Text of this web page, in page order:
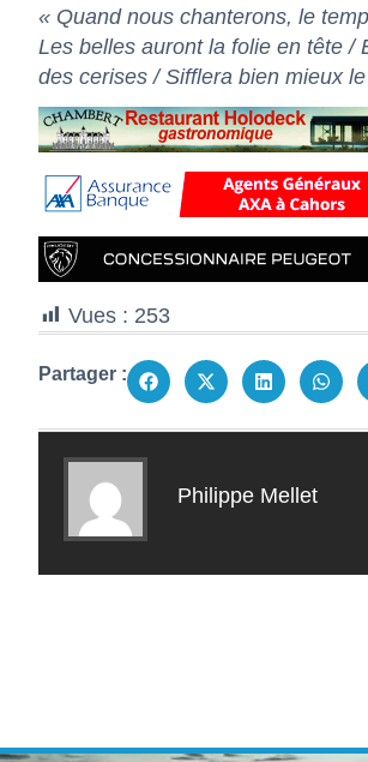
« Quand nous chanterons, le
Les belles auront la folie en tête
des cerises / Sifflera bien mieux
Vues : 253
Partager :
Philippe Mellet